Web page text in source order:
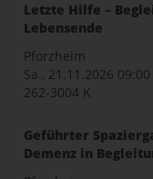
Letzte Hilfe –
Lebensende
Pforzheim
Sa., 21.11.2026
262-3004 K
Geführter
Demenz in